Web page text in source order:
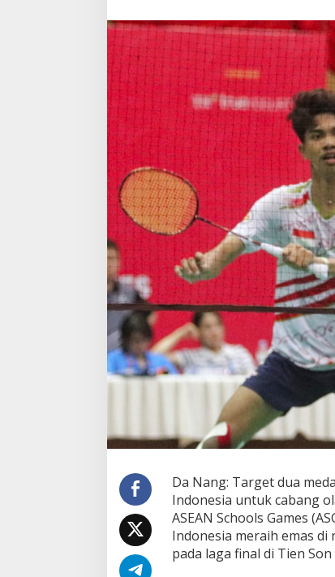
Cabor
Bulu
Tangkis
Da Nang: Target dua
Indonesia untuk cabang
ASEAN Schools Games
Indonesia meraih emas
pada laga final di Tien